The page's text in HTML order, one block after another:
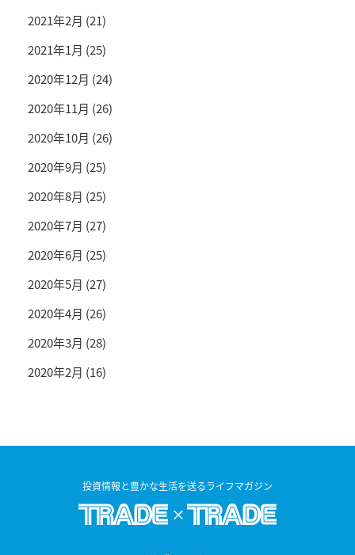
2021年2月 (21)
2021年1月 (25)
2020年12月 (24)
2020年11月 (26)
2020年10月 (26)
2020年9月 (25)
2020年8月 (25)
2020年7月 (27)
2020年6月 (25)
2020年5月 (27)
2020年4月 (26)
2020年3月 (28)
2020年2月 (16)
投資情報と豊かな生活を送るライフマガジン